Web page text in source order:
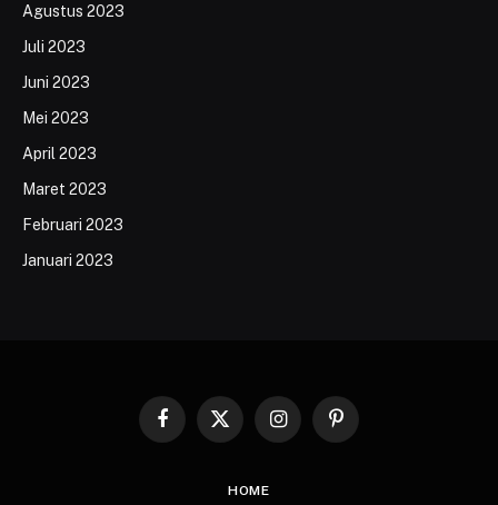
Agustus 2023
Juli 2023
Juni 2023
Mei 2023
April 2023
Maret 2023
Februari 2023
Januari 2023
Facebook
X
InstagramPinterest
HOME